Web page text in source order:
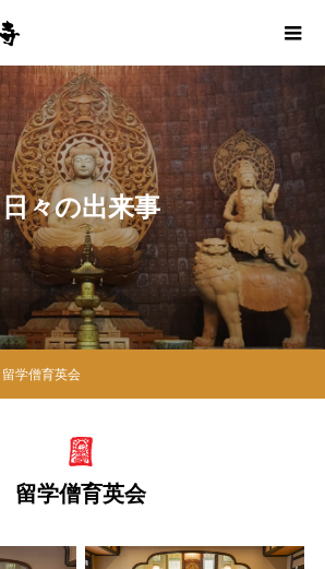
日々の出来事
留学僧育英会
留学僧育英会